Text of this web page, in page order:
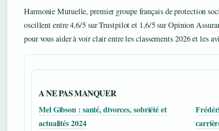
Harmonie Mutuelle, premier groupe français de protection
oscillent entre 4,6/5 sur Trustpilot et 1,6/5 sur Opinion
pour vous aider à voir clair entre les classements 2026 et les
A NE PAS MANQUER
Mel Gibson : santé, divorces, sobriété et
actualités 2024